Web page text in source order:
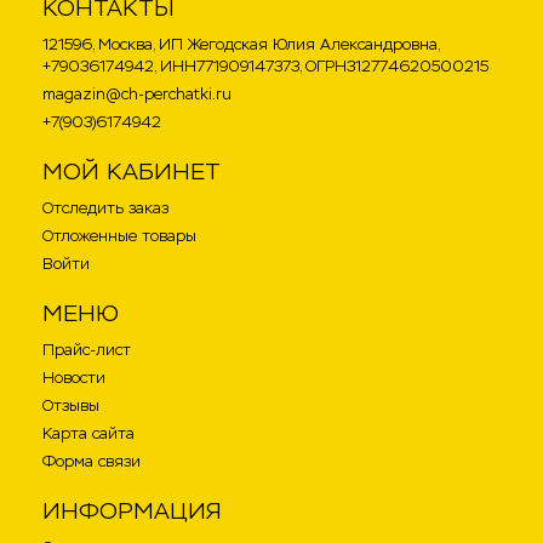
КОНТАКТЫ
121596, Москва, ИП Жегодская Юлия Александровна,
+79036174942, ИНН771909147373, ОГРН312774620500215
magazin@ch-perchatki.ru
+7(903)6174942
МОЙ КАБИНЕТ
Отследить заказ
Отложенные товары
Войти
МЕНЮ
Прайс-лист
Новости
Отзывы
Карта сайта
Форма связи
ИНФОРМАЦИЯ